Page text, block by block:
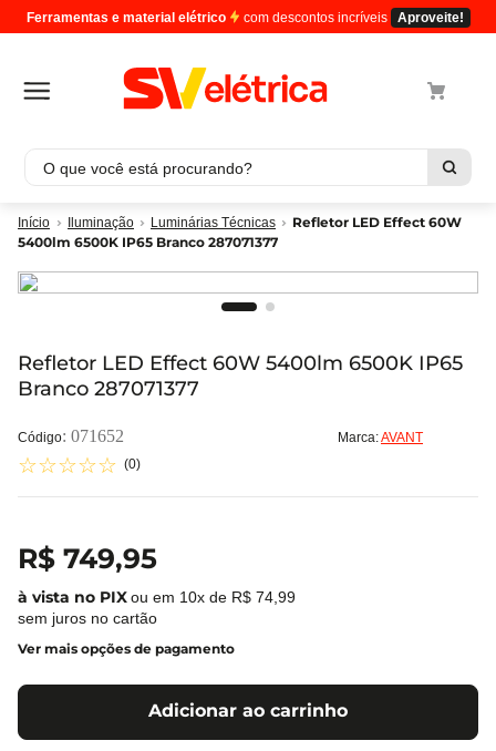
Ferramentas e material elétrico com descontos incríveis Aproveite!
O que você está procurando?
Iluminação Luminárias Técnicas
Refletor LED Effect 60W
5400lm 6500K IP65 Branco 287071377
Refletor LED Effect 60W 5400lm 6500K IP65
Branco 287071377
: 071652 Marca:AVANT
☆☆☆☆☆ (0)
R$ 749,95
ou em 10x de R$ 74 99
sem juros no cartão
Ver mais opções de pagamento
Adicionar ao carrinho
Termos mais buscados
2º luminaria
4º cabo pp
5º 4